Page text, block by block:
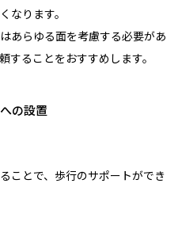
なります。
あらゆる面を考慮する必要があ
することをおすすめします。
の設置
ことで、歩行のサポートができ